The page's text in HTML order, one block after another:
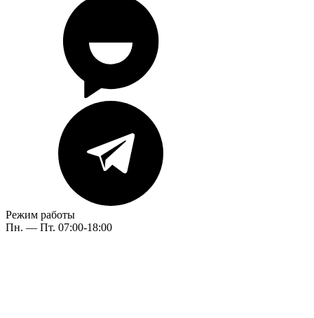
Режим работы
Пн. — Пт. 07:00-18:00